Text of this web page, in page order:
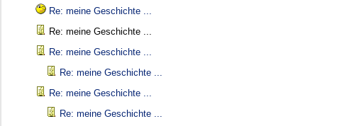
Re: meine Geschichte ...
Re: meine Geschichte ...
Re: meine Geschichte ...
Re: meine Geschichte ...
Re: meine Geschichte ...
Re: meine Geschichte ...